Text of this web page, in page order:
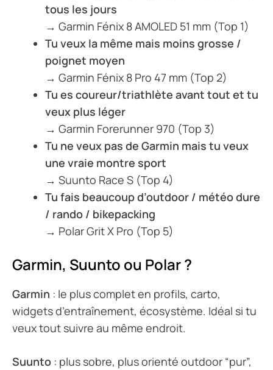
tous les jours
→ Garmin Fénix 8 AMOLED 51 mm (Top 1)
Tu veux la même mais moins grosse /
poignet moyen
→ Garmin Fénix 8 Pro 47 mm (Top 2)
Tu es coureur/triathlète avant tout et tu
veux plus léger
→ Garmin Forerunner 970 (Top 3)
Tu ne veux pas de Garmin mais tu veux
une vraie montre sport
→ Suunto Race S (Top 4)
Tu fais beaucoup d’outdoor / météo dure
/ rando / bikepacking
→ Polar Grit X Pro (Top 5)
Garmin, Suunto ou Polar ?
Garmin : le plus complet en profils, carto,
widgets d’entraînement, écosystème. Idéal si tu
veux tout suivre au même endroit.
Suunto : plus sobre, plus orienté outdoor “pur”,